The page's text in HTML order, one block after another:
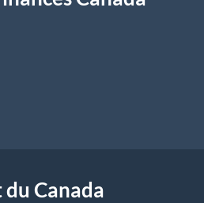
Canada